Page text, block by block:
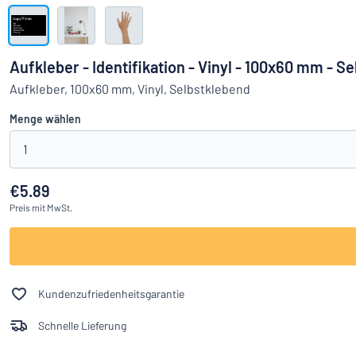
Alle Kategorien anzeigen
Einloggen
Kundenservice
Privat
Aufkleber - Identifikation - Vinyl - 100x60 mm -
Aufkleber, 100x60 mm, Vinyl, Selbstklebend
Menge wählen
1
€5.89
Preis mit MwSt.
Kundenzufriedenheitsgarantie
Schnelle Lieferung